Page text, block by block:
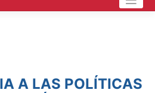
A LAS POLÍTICAS